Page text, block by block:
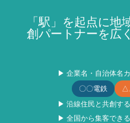
「駅」を起点に地
創パートナーを広
▶ 企業名・自治体名
〇〇電鉄
▶ 沿線住民と共創す
▶ 全国から集客でき